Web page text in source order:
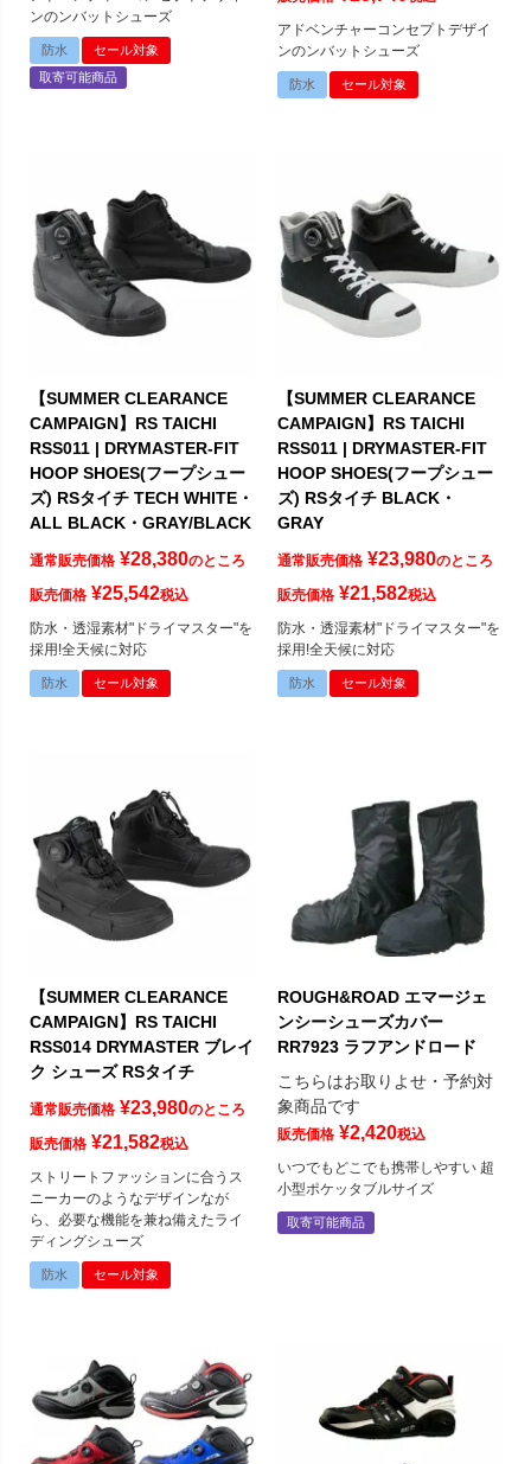
ンのンバットシューズ
防水
セール対象
取寄可能商品
アドベンチャーコンセプトデザイ
ンのンバットシューズ
防水 セール対象
【SUMMER CLEARANCE
CAMPAIGN】RS TAICHI
RSS011 | DRYMASTER-FIT
HOOP SHOES(フープシュー
ズ) RSタイチ TECH WHITE・
ALL BLACK・GRAY/BLACK
通常販売価格 ¥28,380のところ
販売価格 ¥25,542税込
防水・透湿素材"ドライマスター"を
採用!全天候に対応
防水 セール対象
【SUMMER CLEARANCE
CAMPAIGN】RS TAICHI
RSS011 | DRYMASTER-FIT
HOOP SHOES(フープシュー
ズ) RSタイチ BLACK・
GRAY
通常販売価格 ¥23,980のところ
販売価格 ¥21,582税込
防水・透湿素材"ドライマスター"を
採用!全天候に対応
防水 セール対象
【SUMMER CLEARANCE
CAMPAIGN】RS TAICHI
RSS014 DRYMASTER ブレイ
ク シューズ RSタイチ
通常販売価格 ¥23,980のところ
販売価格 ¥21,582税込
ストリートファッションに合うス
ニーカーのようなデザインなが
ら、必要な機能を兼ね備えたライ
ディングシューズ
防水 セール対象
ROUGH&ROAD エマージェ
ンシーシューズカバー
RR7923 ラフアンドロード
こちらはお取りよせ・予約対
象商品です
販売価格 ¥2,420税込
いつでもどこでも携帯しやすい 超
小型ポケッタブルサイズ
取寄可能商品